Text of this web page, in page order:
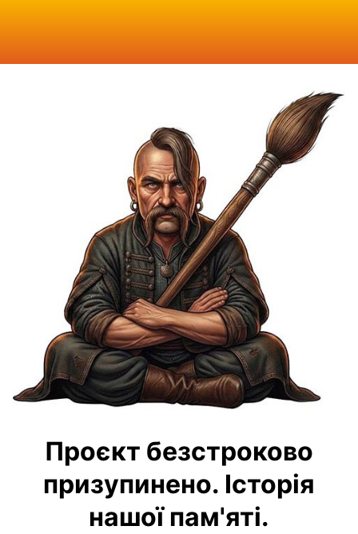
Проєкт безстроково
призупинено. Історія
нашої пам'яті.